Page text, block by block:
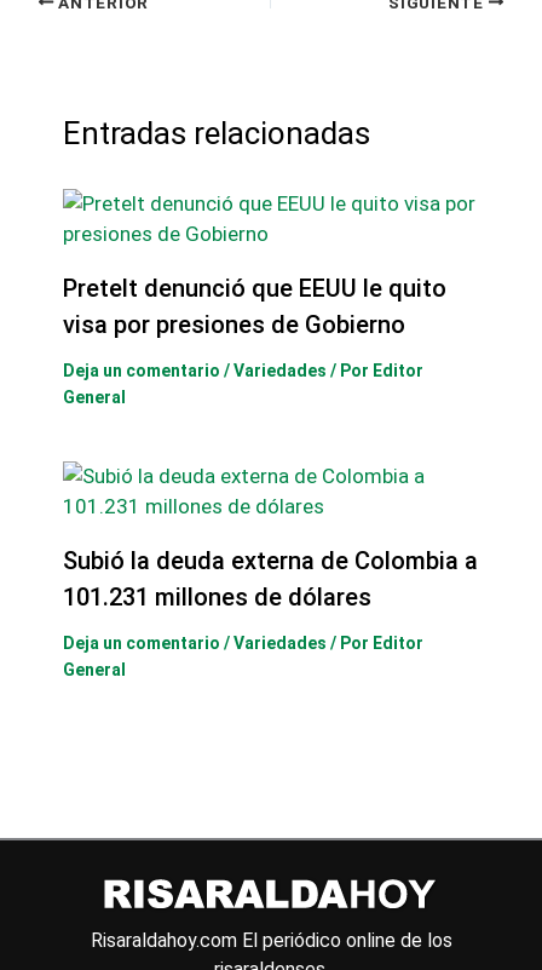
Entradas relacionadas
Pretelt denunció que EEUU le quito
visa por presiones de Gobierno
Deja un comentario /Variedades / Por Editor
General
Subió la deuda externa de Colombia a
101.231 millones de dólares
Deja un comentario /Variedades / Por Editor
General
Risaraldahoy.com El periódico online de los